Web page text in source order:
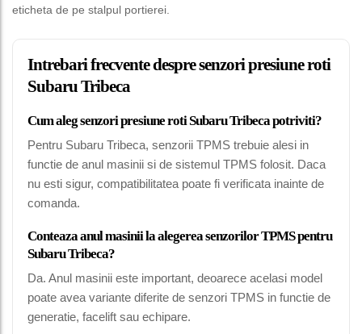
eticheta de pe stalpul portierei.
Intrebari frecvente despre senzori presiune roti
Subaru Tribeca
Cum aleg senzori presiune roti Subaru Tribeca potriviti?
Pentru Subaru Tribeca, senzorii TPMS trebuie alesi in
functie de anul masinii si de sistemul TPMS folosit. Daca
nu esti sigur, compatibilitatea poate fi verificata inainte de
comanda.
Conteaza anul masinii la alegerea senzorilor TPMS pentru
Subaru Tribeca?
Da. Anul masinii este important, deoarece acelasi model
poate avea variante diferite de senzori TPMS in functie de
generatie, facelift sau echipare.